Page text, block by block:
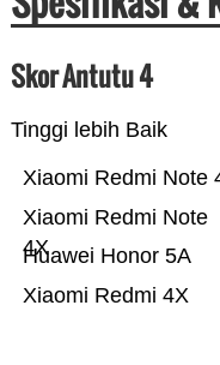
Skor Antutu 4
Tinggi lebih Baik
Xiaomi Redmi 4X
Huawei Honor 5A
Xiaomi Redmi Note
4X
Xiaomi Redmi Note